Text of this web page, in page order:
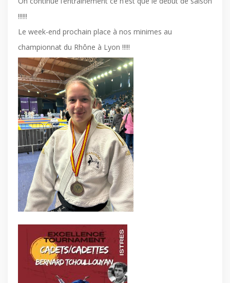
!!!!!!
Le week-end prochain place à nos minimes au
championnat du Rhône à Lyon !!!!!